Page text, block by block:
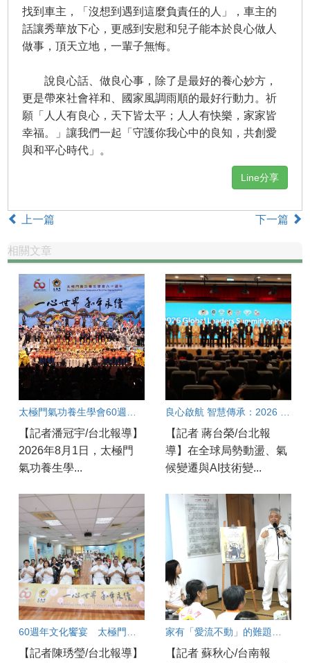
找到車主，「沒想到遇到這麼負責任的人」，車主的
話讓秀華放下心，更感到安慰和兒子能本於良心做人
做事，頂天立地，一輩子無悔。
說良心話、做良心事，除了是最好的養心妙方，
更是帶來社會祥和、國家風調雨順的最好行動力。祈
願「人人有良心，天下皆太平；人人有快樂，家家皆
幸福。」讓我們一起「守護你我心中的良知，共創愛
與和平心時代」。
Line分享
上一篇 下一篇
相關文章
【記者潘冠宇/台北報導】
2026年8月1日，太極門
氣功養生學...
【記者 蔣台榮/台北報
導】在全球局勢動盪、氣
候變遷與AI技術變...
【記者陳琇瑩/台北報導】
【記者 蘇秋心/台南報